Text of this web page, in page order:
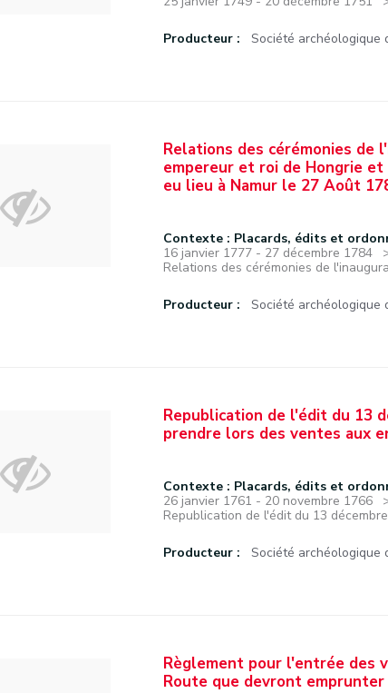
Producteur : Société archéologique
Relations des cérémonies de
empereur et roi de Hongrie et
eu lieu à Namur le 27 Août
Contexte : Placards, édits et
16 janvier 1777 - 27 décembre 1784
Relations des cérémonies de
Producteur : Société archéologique
Republication de l'édit du 13
prendre lors des ventes aux
Contexte : Placards, édits et
26 janvier 1761 - 20 novembre 1766
Republication de l'édit du 13
Producteur : Société archéologique
Règlement pour l'entrée des
Route que devront